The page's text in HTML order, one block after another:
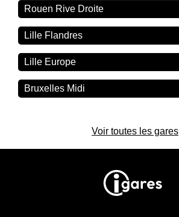
Rouen Rive Droite
Lille Flandres
Lille Europe
Bruxelles Midi
Voir toutes les gares